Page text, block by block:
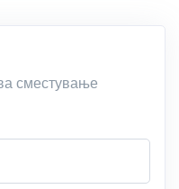
сместување